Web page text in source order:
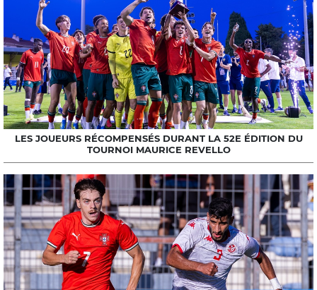
LES JOUEURS RÉCOMPENSÉS DURANT LA 52E ÉDITION DU
TOURNOI MAURICE REVELLO